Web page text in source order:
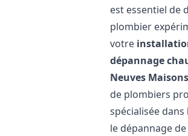
est essentiel de
plombier
votre
dépannage
Neuves Maisons
de plombiers
spécialisée
le dépannage